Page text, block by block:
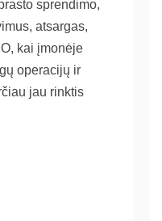
sprendimo,
atsargas,
kai įmonėje
operacijų ir
jau rinktis